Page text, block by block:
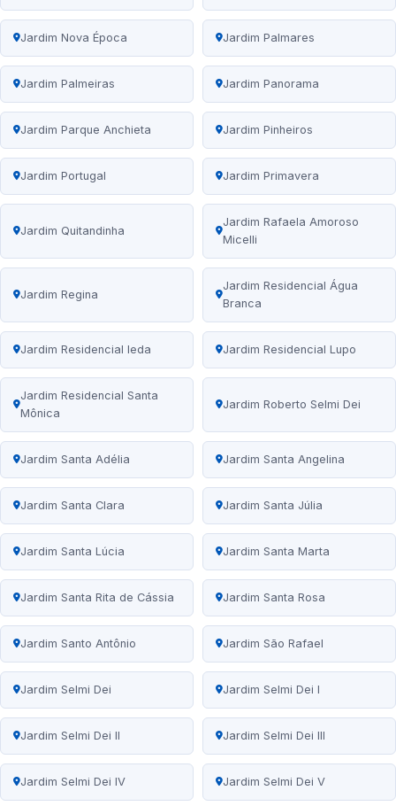
Jardim Nova Época Jardim Palmares
Jardim Palmeiras Jardim Panorama
Jardim Parque Anchieta Jardim Pinheiros
Jardim Portugal Jardim Primavera
Jardim Quitandinha
Jardim Rafaela Amoroso
Micelli
Jardim Regina
Jardim Residencial Água
Branca
Jardim Residencial Ieda Jardim Residencial Lupo
Jardim Residencial Santa
Mônica
Jardim Roberto Selmi Dei
Jardim Santa Adélia Jardim Santa Angelina
Jardim Santa Clara Jardim Santa Júlia
Jardim Santa Lúcia Jardim Santa Marta
Jardim Santa Rita de Cássia Jardim Santa Rosa
Jardim Santo Antônio Jardim São Rafael
Jardim Selmi Dei Jardim Selmi Dei I
Jardim Selmi Dei II Jardim Selmi Dei III
Jardim Selmi Dei IV Jardim Selmi Dei V